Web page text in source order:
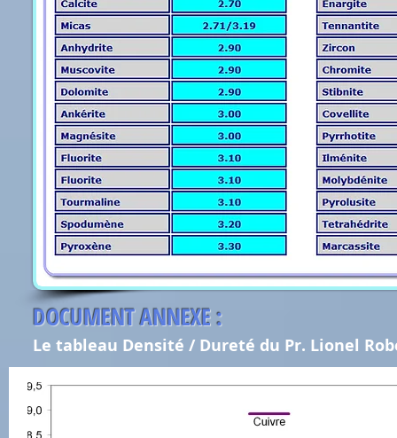
DOCUMENT ANNEXE :
Le tableau Densité / Dureté du Pr. Lionel